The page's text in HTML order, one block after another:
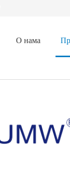
О нама